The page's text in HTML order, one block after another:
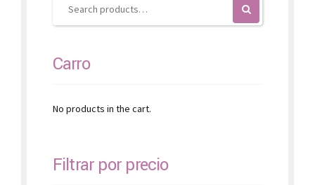
product
Carro
No products in the cart.
Filtrar por precio